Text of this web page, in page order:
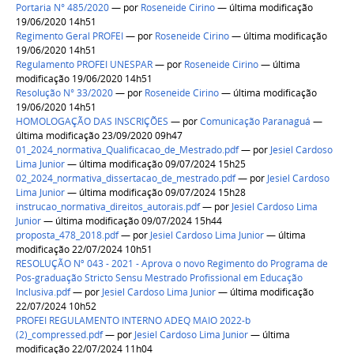
Portaria N° 485/2020— por Roseneide Cirino— última modificação
19/06/2020 14h51
Regimento Geral PROFEI— por Roseneide Cirino— última modificação
19/06/2020 14h51
Regulamento PROFEI UNESPAR— por Roseneide Cirino— última
modificação 19/06/2020 14h51
Resolução N° 33/2020— por Roseneide Cirino— última modificação
19/06/2020 14h51
HOMOLOGAÇÃO DAS INSCRIÇÕES — porComunicação Paranaguá —
última modificação 23/09/2020 09h47
01_2024_normativa_Qualificacao_de_Mestrado.pdf— por Jesiel Cardoso
Lima Junior— última modificação 09/07/2024 15h25
02_2024_normativa_dissertacao_de_mestrado.pdf— por Jesiel Cardoso
Lima Junior— última modificação 09/07/2024 15h28
instrucao_normativa_direitos_autorais.pdf— por Jesiel Cardoso Lima
Junior— última modificação 09/07/2024 15h44
proposta_478_2018.pdf— por Jesiel Cardoso Lima Junior— última
modificação 22/07/2024 10h51
RESOLUÇÃO Nº 043 - 2021 - Aprova o novo Regimento do Programa de
Pos-graduação Stricto Sensu Mestrado Profissional em Educação
Inclusiva.pdf— por Jesiel Cardoso Lima Junior— última modificação
22/07/2024 10h52
PROFEI REGULAMENTO INTERNO ADEQ MAIO 2022-b
(2)_compressed.pdf— por Jesiel Cardoso Lima Junior— última
modificação 22/07/2024 11h04